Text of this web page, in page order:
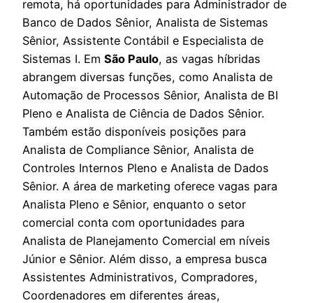
remota, há oportunidades para Administrador de
Banco de Dados Sênior, Analista de Sistemas
Sênior, Assistente Contábil e Especialista de
Sistemas I. Em São Paulo, as vagas híbridas
abrangem diversas funções, como Analista de
Automação de Processos Sênior, Analista de BI
Pleno e Analista de Ciência de Dados Sênior.
Também estão disponíveis posições para
Analista de Compliance Sênior, Analista de
Controles Internos Pleno e Analista de Dados
Sênior. A área de marketing oferece vagas para
Analista Pleno e Sênior, enquanto o setor
comercial conta com oportunidades para
Analista de Planejamento Comercial em níveis
Júnior e Sênior. Além disso, a empresa busca
Assistentes Administrativos, Compradores,
Coordenadores em diferentes áreas,